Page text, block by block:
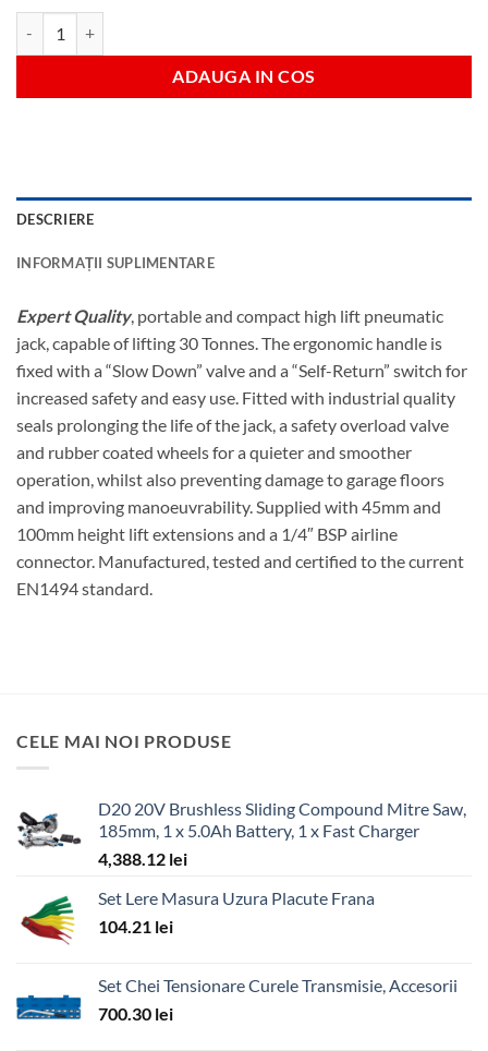
ADAUGA IN COS
DESCRIERE
INFORMAȚII SUPLIMENTARE
Expert Quality, portable and compact high lift pneumatic
jack, capable of lifting 30 Tonnes. The ergonomic handle is
fixed with a “Slow Down” valve and a “Self-Return” switch for
increased safety and easy use. Fitted with industrial quality
seals prolonging the life of the jack, a safety overload valve
and rubber coated wheels for a quieter and smoother
operation, whilst also preventing damage to garage floors
and improving manoeuvrability. Supplied with 45mm and
100mm height lift extensions and a 1/4″ BSP airline
connector. Manufactured, tested and certified to the current
EN1494 standard.
CELE MAI NOI PRODUSE
D20 20V Brushless Sliding Compound Mitre Saw,
185mm, 1 x 5.0Ah Battery, 1 x Fast Charger
4,388.12 lei
Set Lere Masura Uzura Placute Frana
104.21 lei
Set Chei Tensionare Curele Transmisie, Accesorii
700.30 lei